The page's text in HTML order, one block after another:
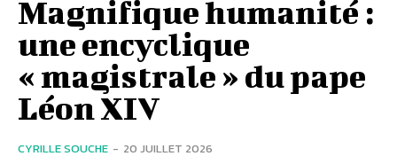
Magnifique humanité :
une encyclique
« magistrale » du pape
Léon XIV
CYRILLE SOUCHE - 20 JUILLET 2026